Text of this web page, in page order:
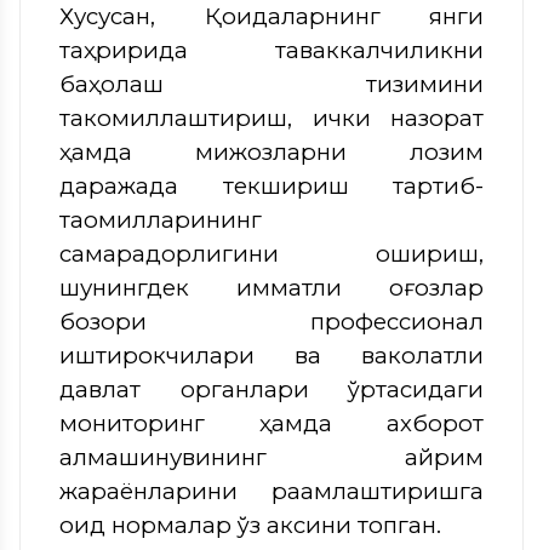
Хусусан, Қоидаларнинг янги
таҳририда таваккалчиликни
баҳолаш тизимини
такомиллаштириш, ички назорат
ҳамда мижозларни лозим
даражада текшириш тартиб-
таомилларининг
самарадорлигини ошириш,
шунингдек қимматли қоғозлар
бозори профессионал
иштирокчилари ва ваколатли
давлат органлари ўртасидаги
мониторинг ҳамда ахборот
алмашинувининг айрим
жараёнларини рақамлаштиришга
оид нормалар ўз аксини топган.